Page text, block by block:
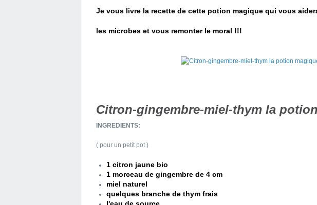
Je vous livre la recette de cette potion magique qui vous
les microbes et vous remonter le moral !!!
Citron-gingembre-miel-thym la
INGREDIENTS:
( pour un petit pot )
1 citron jaune bio
1 morceau de gingembre de 4 cm
miel naturel
quelques branche de thym frais